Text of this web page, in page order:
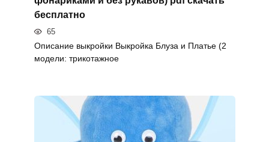
бесплатно
65
Описание выкройки Выкройка Блуза и Платье (2
модели: трикотажное